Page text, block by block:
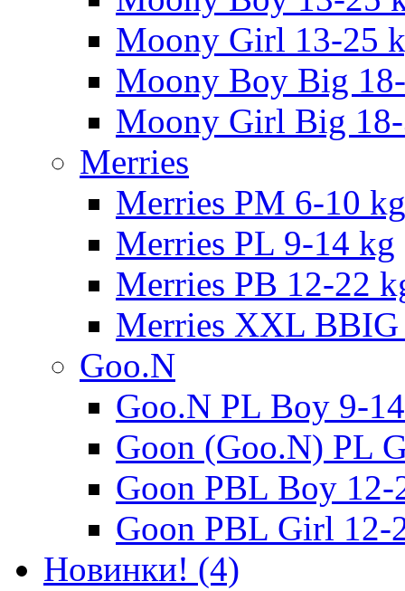
Moony Girl 13-25
Moony Boy Big
Moony Girl Big
Merries
Merries PM 6-10 kg
Merries PL 9-14 kg
Merries PB 12-22
Merries XXL
Goo.N
Goo.N PL Boy 9-
Goon (Goo.N) PL
Goon PBL Boy 12-
Goon PBL Girl 12-
Новинки! (4)